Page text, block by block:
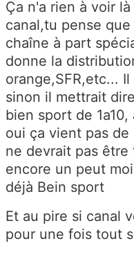
Ça n'a rien à voir
canal,tu pense
chaîne à part
donne la
orange,SFR,etc...
sinon il mettrait
bien sport de
oui ça vient pas
ne devrait pas
encore un peut
déjà Bein sport
Et au pire si canal
pour une fois tout